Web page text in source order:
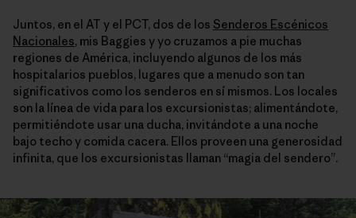
Juntos, en el AT y el PCT, dos de los Senderos Escénicos
Nacionales, mis Baggies y yo cruzamos a pie muchas
regiones de América, incluyendo algunos de los más
hospitalarios pueblos, lugares que a menudo son tan
significativos como los senderos en sí mismos. Los locales
son la línea de vida para los excursionistas; alimentándote,
permitiéndote usar una ducha, invitándote a una noche
bajo techo y comida cacera. Ellos proveen una generosidad
infinita, que los excursionistas llaman “magia del sendero”.